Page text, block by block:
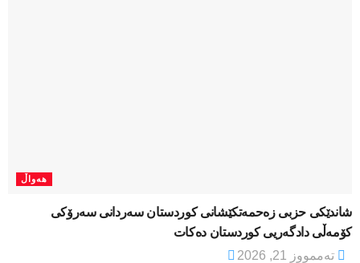
هەواڵ
شاندێکی حزبی زەحمەتکێشانی کوردستان سەردانی سەرۆکی
کۆمەڵی دادگەریی کوردستان دەکات
تەممووز 21, 2026